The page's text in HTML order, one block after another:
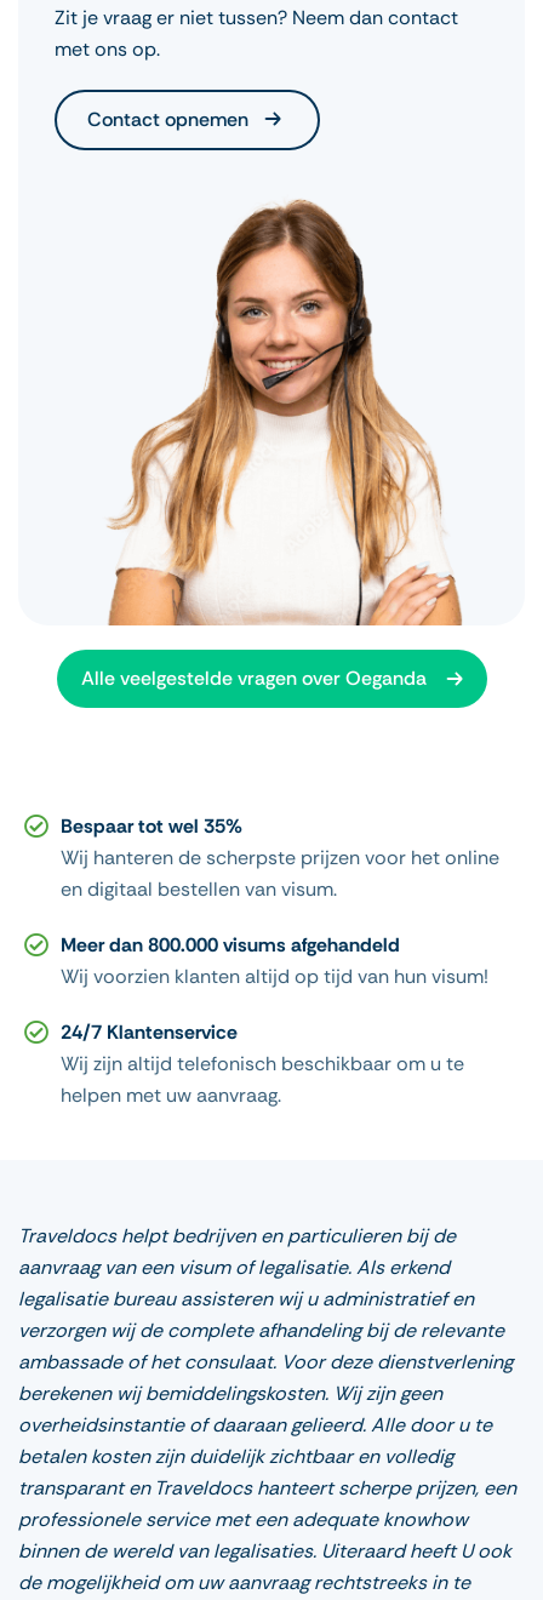
naam waarop te zien is wanneer u Oeganda in-
en uitreist. Niet de factuur maar de
daadwerkelijke reservering met daarop uw naam
en overzicht reisschema!
Zit je vraag er niet tussen? Neem dan contact
met ons op.
Contact opnemen
Alle veelgestelde vragen over Oeganda
Bespaar tot wel 35%
Wij hanteren de scherpste prijzen voor het online
en digitaal bestellen van visum.
Meer dan 800.000 visums afgehandeld
Wij voorzien klanten altijd op tijd van hun visum!
24/7 Klantenservice
Wij zijn altijd telefonisch beschikbaar om u te
helpen met uw aanvraag.
Traveldocs helpt bedrijven en particulieren bij de
aanvraag van een visum of legalisatie. Als erkend
legalisatie bureau assisteren wij u administratief en
verzorgen wij de complete afhandeling bij de relevante
ambassade of het consulaat. Voor deze dienstverlening
berekenen wij bemiddelingskosten. Wij zijn geen
overheidsinstantie of daaraan gelieerd. Alle door u te
betalen kosten zijn duidelijk zichtbaar en volledig
transparant en Traveldocs hanteert scherpe prijzen, een
professionele service met een adequate knowhow
binnen de wereld van legalisaties. Uiteraard heeft U ook
de mogelijkheid om uw aanvraag rechtstreeks in te